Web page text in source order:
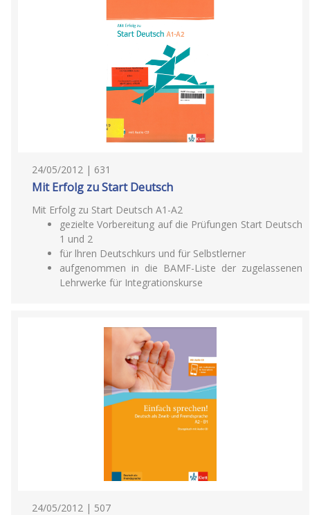
24/05/2012 | 631
Mit Erfolg zu Start Deutsch
Mit Erfolg zu Start Deutsch A1-A2
gezielte Vorbereitung auf die Prüfungen Start Deutsch
1 und 2
für lhren Deutschkurs und für Selbstlerner
aufgenommen in die BAMF-Liste der zugelassenen
Lehrwerke für Integrationskurse
24/05/2012 | 507